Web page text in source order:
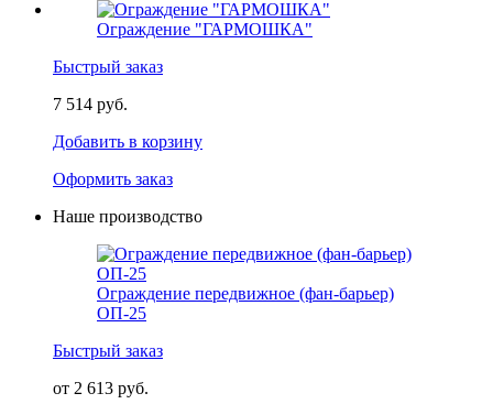
Ограждение "ГАРМОШКА"
Быстрый заказ
7 514 руб.
Добавить в корзину
Оформить заказ
Наше производство
Ограждение передвижное (фан-барьер)
ОП-25
Быстрый заказ
от 2 613 руб.